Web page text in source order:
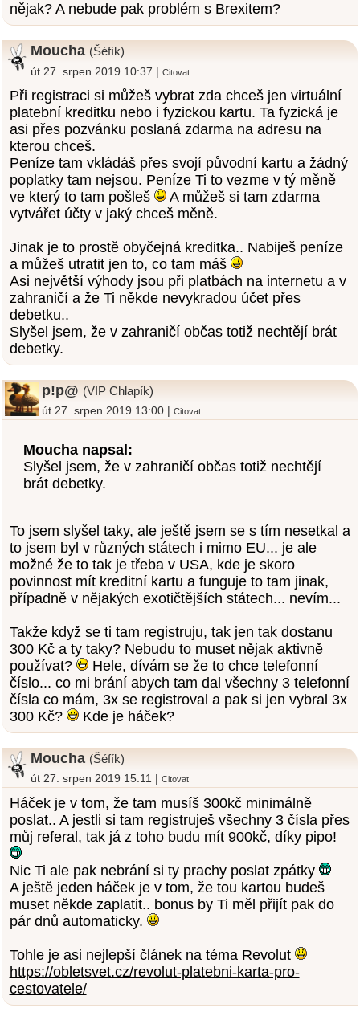
nějak? A nebude pak problém s Brexitem?
Moucha (Šéfík)
út 27. srpen 2019 10:37 | Citovat
Při registraci si můžeš vybrat zda chceš jen virtuální
platební kreditku nebo i fyzickou kartu. Ta fyzická je
asi přes pozvánku poslaná zdarma na adresu na
kterou chceš.
Peníze tam vkládáš přes svojí původní kartu a žádný
poplatky tam nejsou. Peníze Ti to vezme v tý měně
ve který to tam pošleš
A můžeš si tam zdarma
vytvářet účty v jaký chceš měně.
Jinak je to prostě obyčejná kreditka.. Nabiješ peníze
a můžeš utratit jen to, co tam máš
Asi největší výhody jsou při platbách na internetu a v
zahraničí a že Ti někde nevykradou účet přes
debetku..
Slyšel jsem, že v zahraničí občas totiž nechtějí brát
debetky.
p!p@ (VIP Chlapík)
út 27. srpen 2019 13:00 |Citovat
Moucha napsal:
Slyšel jsem, že v zahraničí občas totiž nechtějí
brát debetky.
To jsem slyšel taky, ale ještě jsem se s tím nesetkal a
to jsem byl v různých státech i mimo EU... je ale
možné že to tak je třeba v USA, kde je skoro
povinnost mít kreditní kartu a funguje to tam jinak,
případně v nějakých exotičtějších státech... nevím...
Takže když se ti tam registruju, tak jen tak dostanu
300 Kč a ty taky? Nebudu to muset nějak aktivně
používat?
Hele, dívám se že to chce telefonní
číslo... co mi brání abych tam dal všechny 3 telefonní
čísla co mám, 3x se registroval a pak si jen vybral 3x
300 Kč?
Kde je háček?
Moucha (Šéfík)
út 27. srpen 2019 15:11 | Citovat
Háček je v tom, že tam musíš 300kč minimálně
poslat.. A jestli si tam registruješ všechny 3 čísla přes
můj referal, tak já z toho budu mít 900kč, díky pipo!
Nic Ti ale pak nebrání si ty prachy poslat zpátky
A ještě jeden háček je v tom, že tou kartou budeš
muset někde zaplatit.. bonus by Ti měl přijít pak do
pár dnů automaticky.
Tohle je asi nejlepší článek na téma Revolut
https://obletsvet.cz/revolut-platebni-karta-pro-
cestovatele/